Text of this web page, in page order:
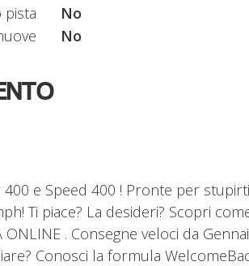
pista
No
No
e Speed 400 ! Pronte per
Ti piace? La desideri? Scopri
. Consegne veloci da
Conosci la formula